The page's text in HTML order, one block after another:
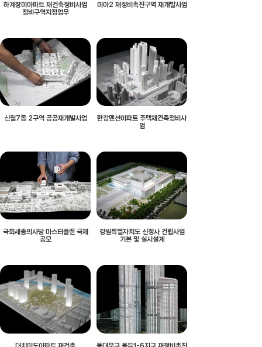
하계장미아파트 재건축정비사업
정비구역지정업무
미아2 재정비촉진구역 재개발사업
신월7동 2구역 공공재개발사업
한강맨션아파트 주택재건축정비사
업
국회세종의사당 마스터플랜 국제
공모
강원특별자치도 신청사 건립사업
기본 및 실시설계